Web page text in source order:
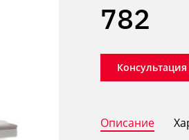
782
Описание